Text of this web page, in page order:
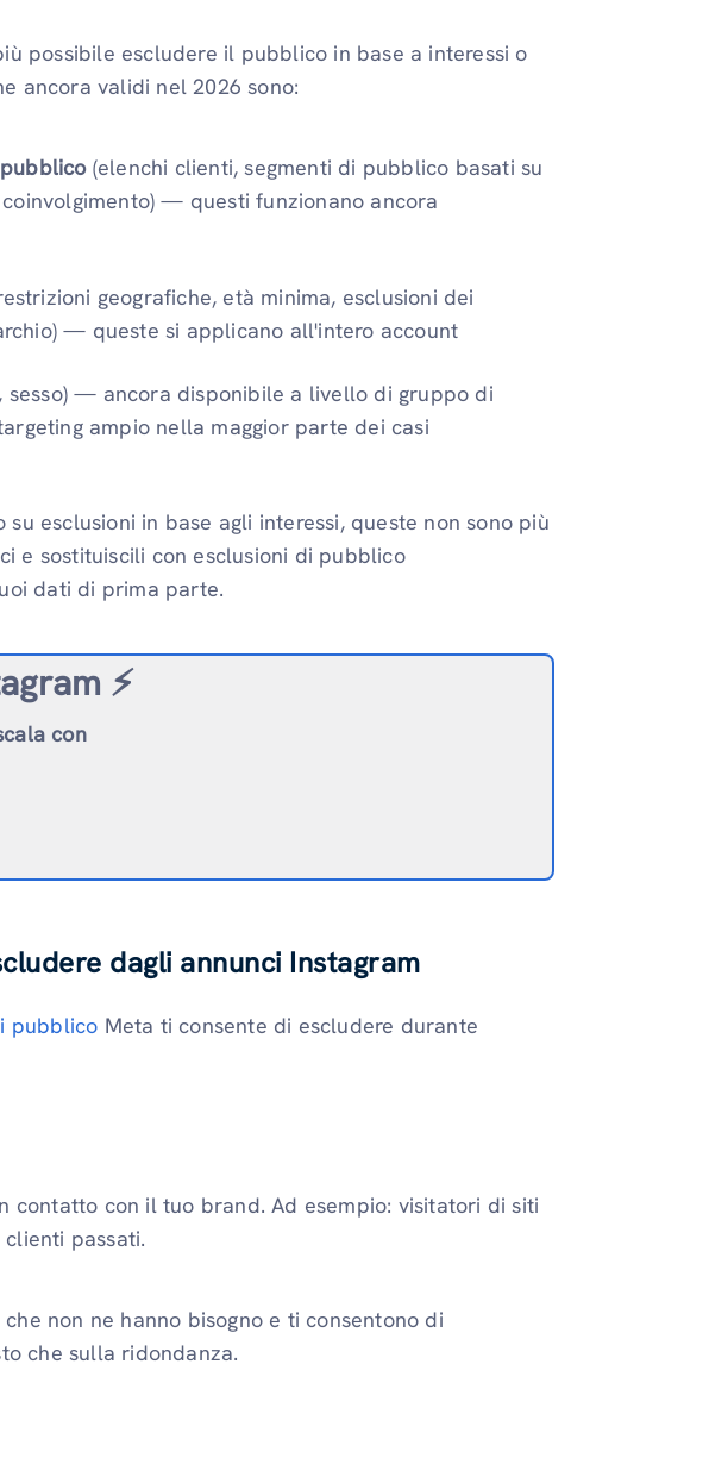
possibile escludere il pubblico in base a interessi o
ancora validi nel 2026 sono:
(elenchi clienti, segmenti di pubblico basati su
— questi funzionano ancora
geografiche, età minima, esclusioni dei
— queste si applicano all'intero account
sesso) — ancora disponibile a livello di gruppo di
ampio nella maggior parte dei casi
esclusioni in base agli interessi, queste non sono più
e sostituiscili con esclusioni di pubblico
dati di prima parte.
⚡️
con
dagli annunci Instagram
pubblico Meta ti consente di escludere durante
contatto con il tuo brand. Ad esempio: visitatori di siti
passati.
che non ne hanno bisogno e ti consentono di
che sulla ridondanza.